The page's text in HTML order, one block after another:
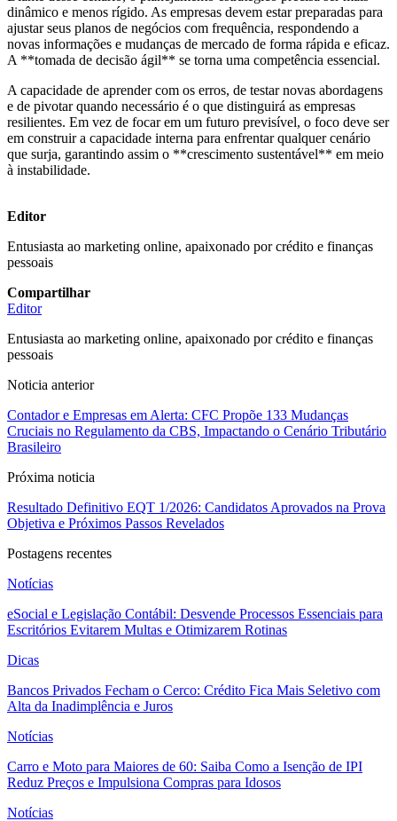
dinâmico e menos rígido. As empresas devem estar preparadas para
ajustar seus planos de negócios com frequência, respondendo a
novas informações e mudanças de mercado de forma rápida e eficaz.
A **tomada de decisão ágil** se torna uma competência essencial.
A capacidade de aprender com os erros, de testar novas abordagens
e de pivotar quando necessário é o que distinguirá as empresas
resilientes. Em vez de focar em um futuro previsível, o foco deve ser
em construir a capacidade interna para enfrentar qualquer cenário
que surja, garantindo assim o **crescimento sustentável** em meio
à instabilidade.
Editor
Entusiasta ao marketing online, apaixonado por crédito e finanças
pessoais
Compartilhar
Editor
Entusiasta ao marketing online, apaixonado por crédito e finanças
pessoais
Noticia anterior
Contador e Empresas em Alerta: CFC Propõe 133 Mudanças
Cruciais no Regulamento da CBS, Impactando o Cenário Tributário
Brasileiro
Próxima noticia
Resultado Definitivo EQT 1/2026: Candidatos Aprovados na Prova
Objetiva e Próximos Passos Revelados
Postagens recentes
Notícias
eSocial e Legislação Contábil: Desvende Processos Essenciais para
Escritórios Evitarem Multas e Otimizarem Rotinas
Dicas
Bancos Privados Fecham o Cerco: Crédito Fica Mais Seletivo com
Alta da Inadimplência e Juros
Notícias
Carro e Moto para Maiores de 60: Saiba Como a Isenção de IPI
Reduz Preços e Impulsiona Compras para Idosos
Notícias